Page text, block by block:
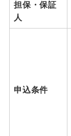
担保・保証
人
申込条件